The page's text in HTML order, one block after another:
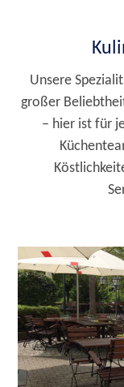
Unsere
großer
– hier ist für